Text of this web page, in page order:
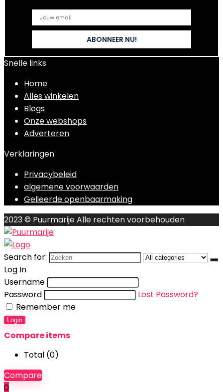
Snelle links
Home
Alles winkelen
Blogs
Onze webshops
Adverteren
Verklaringen
Privacybeleid
algemene voorwaarden
Gelieerde openbaarmaking
2023 © Puurmarije Alle rechten voorbehouden
Search for:
Log In
Username
Password
Lost Password?
Remember me
Login
Compare items
Total (0)
Compare
0